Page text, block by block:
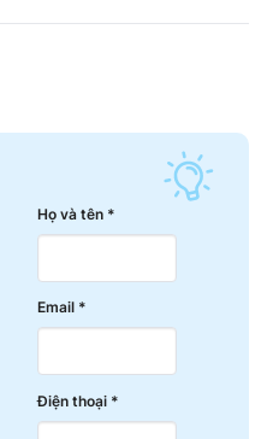
Họ và tên *
Email *
Điện thoại *